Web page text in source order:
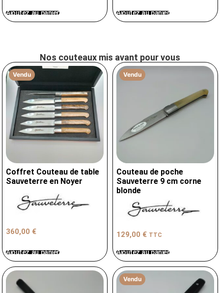
Ajoutez au panier Ajoutez au panier
Nos couteaux mis avant pour vous
Vendu
Coffret Couteau de table
Sauveterre en Noyer
360,00 €
Ajoutez au panier
Vendu
Couteau de poche
Sauveterre 9 cm corne
blonde
129,00 € TTC
Ajoutez au panier
Vendu